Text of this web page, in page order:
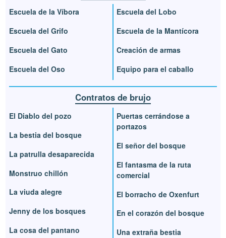
Escuela de la Víbora
Escuela del Grifo
Escuela del Gato
Escuela del Oso
Escuela del Lobo
Escuela de la Mantícora
Creación de armas
Equipo para el caballo
Contratos de brujo
El Diablo del pozo
La bestia del bosque
La patrulla desaparecida
Monstruo chillón
La viuda alegre
Jenny de los bosques
La cosa del pantano
Puertas cerrándose a
portazos
El señor del bosque
El fantasma de la ruta
comercial
El borracho de Oxenfurt
En el corazón del bosque
Una extraña bestia